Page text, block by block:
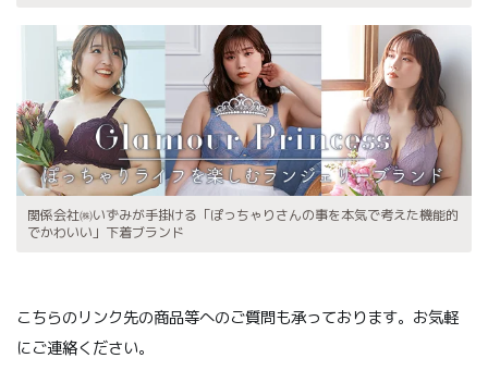
関係会社㈱いずみが手掛ける「ぽっちゃりさんの事を本気で考えた機能的
でかわいい」下着ブランド
こちらのリンク先の商品等へのご質問も承っております。お気軽
にご連絡ください。